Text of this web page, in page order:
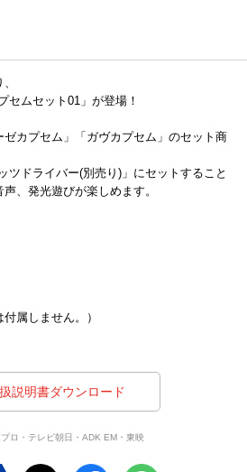
セムセット01」が登場！
ゼカプセム」「ガヴカプセム」のセット商
ツドライバー(別売り)」にセットすること
、発光遊びが楽しめます。
属しません。）
説明書ダウンロード
ロ・テレビ朝日・ADK EM・東映